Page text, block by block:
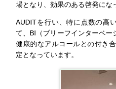
場となり、効果のある啓発にな
AUDITを行い、特に点数の高
て、BI（ブリーフインターベー
健康的なアルコールとの付き
定となっています。